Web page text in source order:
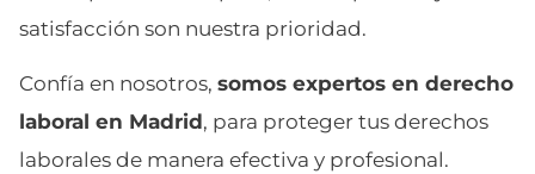
satisfacción son nuestra prioridad.
Confía en nosotros, somos expertos en derecho
laboral en Madrid, para proteger tus derechos
laborales de manera efectiva y profesional.